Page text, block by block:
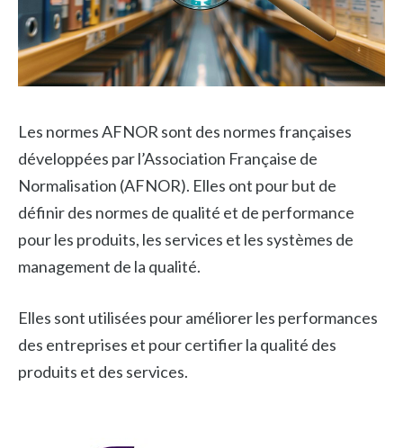
Les normes AFNOR sont des normes françaises
développées par l’Association Française de
Normalisation (AFNOR). Elles ont pour but de
définir des normes de qualité et de performance
pour les produits, les services et les systèmes de
management de la qualité.
Elles sont utilisées pour améliorer les performances
des entreprises et pour certifier la qualité des
produits et des services.